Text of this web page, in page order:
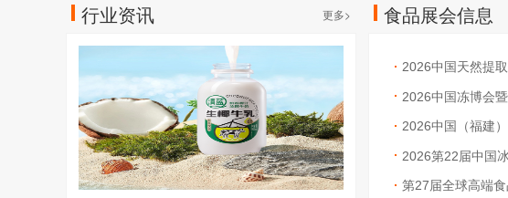
食品展会信息
2026中国天然提
2026中国冻博会
品博览会（聚焦
2026中国（福建
2026第22届中国
展）
第27届全球高端
行业资讯 更多>